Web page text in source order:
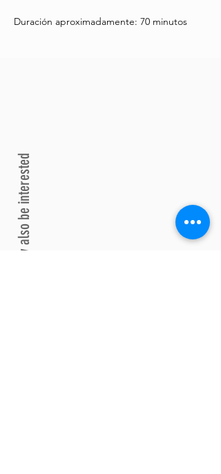
Duración aproximadamente: 70 minutos
You may also be interested